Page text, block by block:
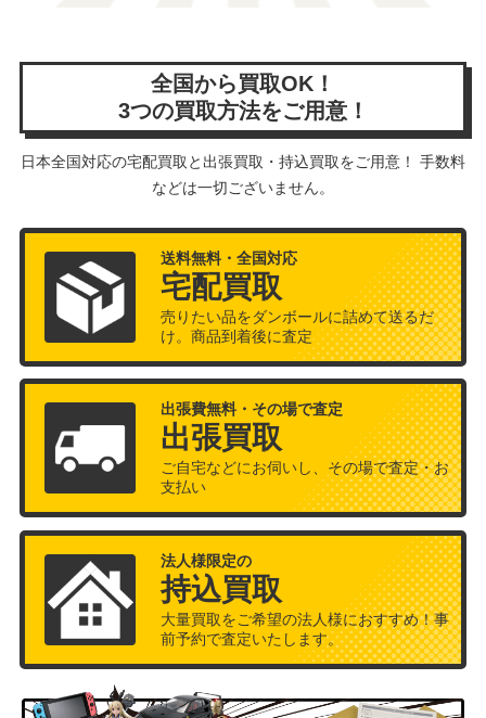
全国から買取OK！
3つの買取方法をご用意！
日本全国対応の宅配買取と出張買取・持込買取をご用意！ 手数料
などは一切ございません。
送料無料・全国対応
宅配買取
売りたい品をダンボールに詰めて送るだ
け。商品到着後に査定
出張費無料・その場で査定
出張買取
ご自宅などにお伺いし、その場で査定・お
支払い
法人様限定の
持込買取
大量買取をご希望の法人様におすすめ！事
前予約で査定いたします。